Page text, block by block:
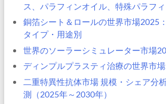
ス、パラフィンオイル、特殊パラフ
銅箔シート＆ロールの世界市場2025
タイプ・用途別
世界のソーラーシミュレーター市場
ディンプルプラスティ治療の世界市
二重特異性抗体市場 規模・シェア分
測（2025年～2030年）